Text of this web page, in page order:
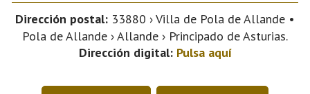
Dirección postal: 33880 › Villa de Pola de Allande •
Pola de Allande › Allande › Principado de Asturias.
Dirección digital: Pulsa aquí